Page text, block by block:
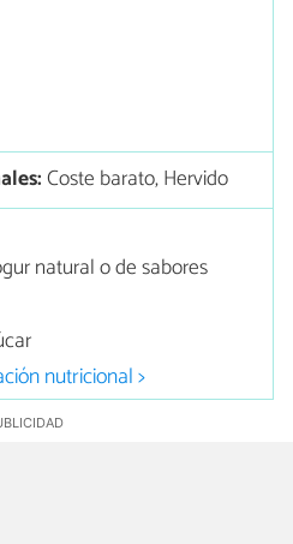
Coste barato, Hervido
natural o de sabores
nutricional >